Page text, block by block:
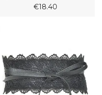
€18.40